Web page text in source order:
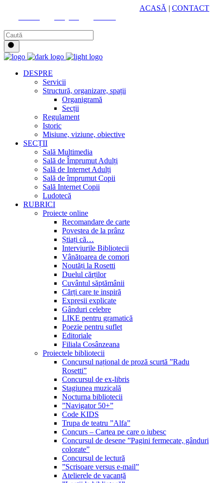
ACASĂ | CONTACT
DESPRE
Servicii
Structură, organizare, spații
Organigramă
Secții
Regulament
Istoric
Misiune, viziune, obiective
SECȚII
Sală Multimedia
Sală de Împrumut Adulți
Sală de Internet Adulți
Sală de împrumut Copii
Sală Internet Copii
Ludotecă
RUBRICI
Proiecte online
Recomandare de carte
Povestea de la prânz
Știați că…
Interviurile Bibliotecii
Vânătoarea de comori
Noutăți la Rosetti
Duelul cărților
Cuvântul săptămânii
Cărți care te inspiră
Expresii explicate
Gânduri celebre
LIKE pentru gramatică
Poezie pentru suflet
Editoriale
Filiala Cosânzeana
Proiectele bibliotecii
Concursul național de proză scurtă ”Radu
Rosetti”
Concursul de ex-libris
Stagiunea muzicală
Nocturna bibliotecii
”Navigator 50+”
Code KIDS
Trupa de teatru ”Alfa”
Concurs – Cartea pe care o iubesc
Concursul de desene ”Pagini fermecate, gânduri
colorate”
Concursul de lectură
”Scrisoare versus e-mail”
Atelierele de vacanță